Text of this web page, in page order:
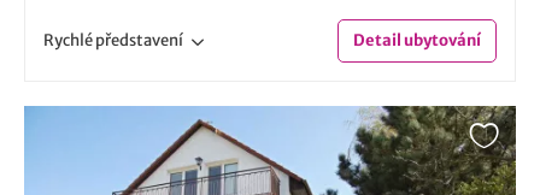
Rychlépředstavení Detailubytování